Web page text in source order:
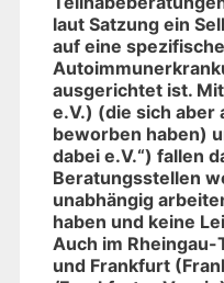
laut Satzung ein
auf eine spezifische
ausgerichtet ist.
e.V.) (die sich aber
beworben haben)
dabei e.V.“) fallen
Beratungsstellen
unabhängig
haben und keine
Auch im
und Frankfurt